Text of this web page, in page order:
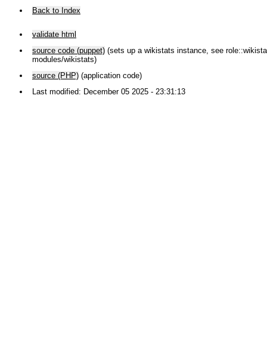
Back to Index
validate html
source code (puppet) (sets up a wikistats instance, see
modules/wikistats)
source (PHP) (application code)
Last modified: December 05 2025 - 23:31:13